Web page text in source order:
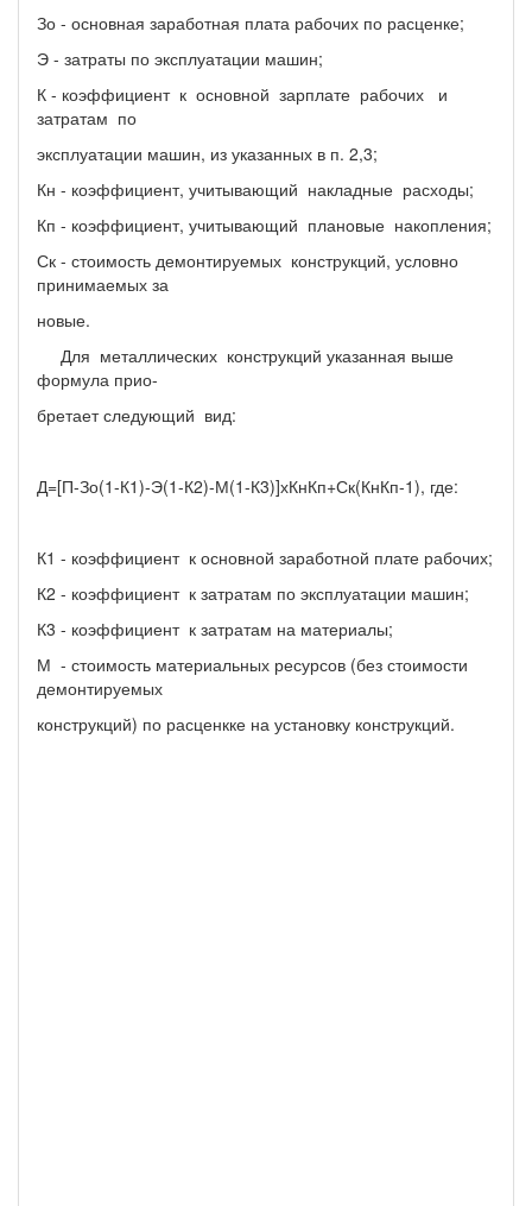
Зо - основная заработная плата рабочих по расценке;
Э - затраты по эксплуатации машин;
К - коэффициент к основной зарплате рабочих и
затратам по
эксплуатации машин, из указанных в п. 2,3;
Кн - коэффициент, учитывающий накладные расходы;
Кп - коэффициент, учитывающий плановые накопления;
Ск - стоимость демонтируемых конструкций, условно
принимаемых за
новые.
Для металлических конструкций указанная выше
формула прио-
бретает следующий вид:
Д=[П-Зо(1-К1)-Э(1-К2)-М(1-К3)]хКнКп+Ск(КнКп-1), где:
К1 - коэффициент к основной заработной плате рабочих;
К2 - коэффициент к затратам по эксплуатации машин;
К3 - коэффициент к затратам на материалы;
М - стоимость материальных ресурсов (без стоимости
демонтируемых
конструкций) по расценкке на установку конструкций.